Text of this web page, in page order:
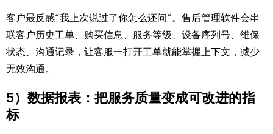
客户最反感“我上次说过了你怎么还问”。售后管理软件会串
联客户历史工单、购买信息、服务等级、设备序列号、维保
状态、沟通记录，让客服一打开工单就能掌握上下文，减少
无效沟通。
5）数据报表：把服务质量变成可改进的指
标